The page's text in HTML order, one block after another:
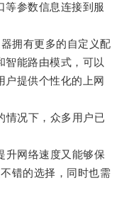
等参数信息连接到服
拥有更多的自定义配
智能路由模式，可以
户提供个性化的上网
况下，众多用户已
网络速度又能够保
错的选择，同时也需